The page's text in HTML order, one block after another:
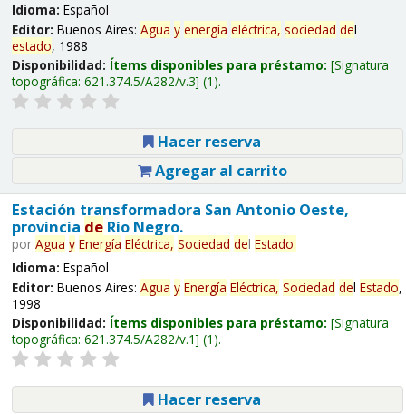
Idioma: Español
Editor: Buenos Aires: Agua y energía eléctrica, sociedad del
estado, 1988
Disponibilidad: Ítems disponibles para préstamo: Signatura
topográfica: 621.374.5/A282/v.3 (1).
Hacer reserva
Agregar al carrito
Estación transformadora San Antonio Oeste,
provincia deRío Negro.
por Agua y Energía Eléctrica, Sociedad del Estado.
Idioma: Español
Editor: Buenos Aires: Agua y Energía Eléctrica, Sociedad del Estado,
1998
Disponibilidad: Ítems disponibles para préstamo: Signatura
topográfica: 621.374.5/A282/v.1 (1).
Hacer reserva